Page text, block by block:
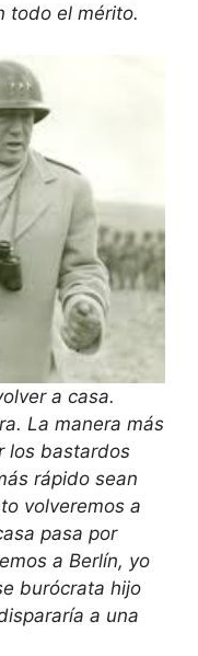
todo el mérito.
a casa.
La manera más
los bastardos
rápido sean
volveremos a
pasa por
a Berlín, yo
burócrata hijo
a una